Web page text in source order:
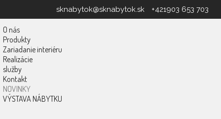
sknabytok@sknabytok.sk +421903 653 703
O nás
Produkty
Zariadanie interiéru
Realizácie
služby
Kontakt
NOVINKY
VÝSTAVA NÁBYTKU